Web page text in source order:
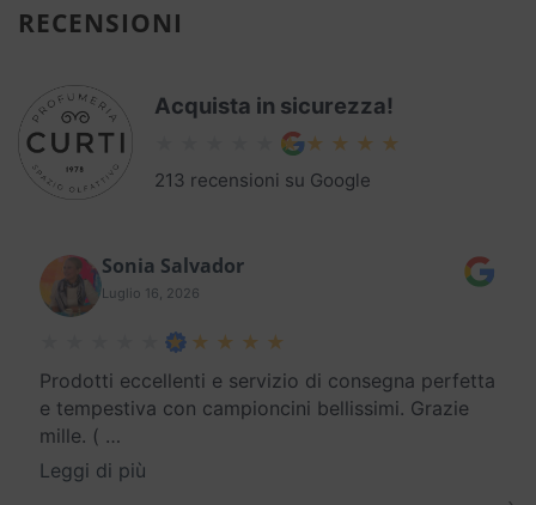
RECENSIONI
Acquista in sicurezza!
213 recensioni su Google
Sonia Salvador
Luglio 16, 2026
Prodotti eccellenti e servizio di consegna perfetta
e tempestiva con campioncini bellissimi. Grazie
mille. ( …
Leggi di più